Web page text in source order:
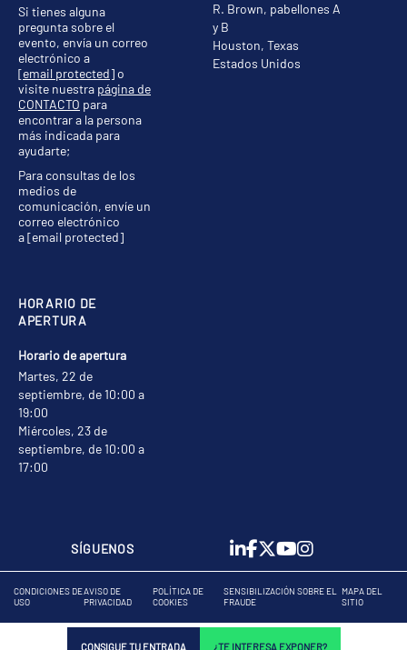
CONSIGUE TU ENTRADA ¿TE INTERESA EXPONER?
R. Brown, pabellones A
y B
Houston, Texas
Estados Unidos
HORARIO DE
APERTURA
Horario de apertura
Martes, 22 de
septiembre, de 10:00 a
19:00
Miércoles, 23 de
septiembre, de 10:00 a
17:00
Si tienes alguna
pregunta sobre el
evento, envía un correo
electrónico a
[email protected]o
visite nuestra página de
CONTACTO para
encontrar a la persona
más indicada para
ayudarte;
Para consultas de los
medios de
comunicación, envíe un
correo electrónico
a[email protected]
SÍGUENOS
CONDICIONES DE
USO
AVISO DE
PRIVACIDAD
POLÍTICA DE
COOKIES
SENSIBILIZACIÓN SOBRE EL
FRAUDE
MAPA DEL
SITIO